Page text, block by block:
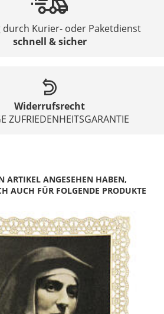
durch Kurier- oder Paketdienst
schnell & sicher
Widerrufsrecht
ZUFRIEDENHEITSGARANTIE
ARTIKEL ANGESEHEN HABEN,
AUCH FÜR FOLGENDE PRODUKTE